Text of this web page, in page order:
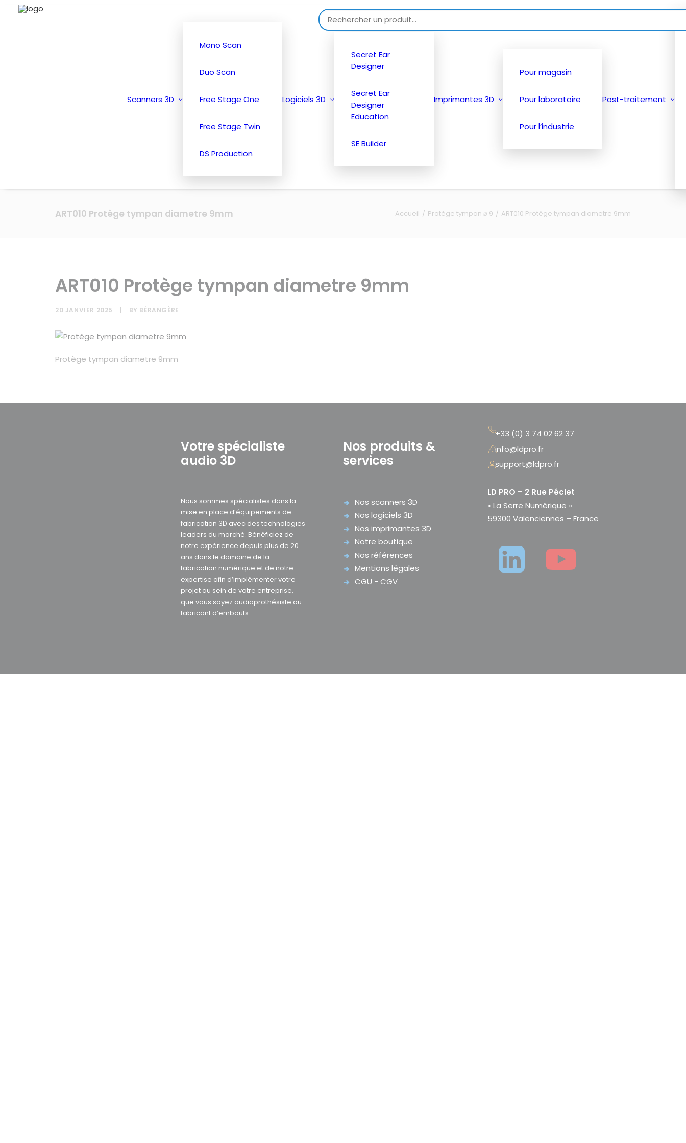
Scanners 3D
Mono Scan
Duo Scan
Free Stage One
Free Stage Twin
DS Production
Logiciels 3D
Secret Ear
Designer
Secret Ear
Designer
Education
SE Builder
Imprimantes 3D
Pour magasin
Pour laboratoire
Pour l’industrie
Post-traitement
Search for:
ART010 Protège tympan diametre 9mm Accueil Protège tympan ⌀ 9 ART010 Protège tympan diametre 9mm
ART010 Protège tympan diametre 9mm
20 JANVIER 2025 BY BÉRANGÈRE
Protège tympan diametre 9mm
Votre spécialiste
audio 3D
Nous sommes spécialistes dans la
mise en place d’équipements de
fabrication 3D avec des technologies
leaders du marché. Bénéficiez de
notre expérience depuis plus de 20
ans dans le domaine de la
fabrication numérique et de notre
expertise afin d’implémenter votre
projet au sein de votre entreprise,
que vous soyez audioprothésiste ou
fabricant d’embouts.
Nos produits &
services
Nos scanners 3D
Nos logiciels 3D
Nos imprimantes 3D
Notre boutique
Nos références
Mentions légales
CGU - CGV
+33 (0) 3 74 02 62 37
info@ldpro.fr
support@ldpro.fr
LD PRO – 2 Rue Péclet
« La Serre Numérique »
59300 Valenciennes – France